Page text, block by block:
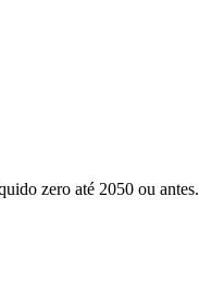
zero até 2050 ou antes.